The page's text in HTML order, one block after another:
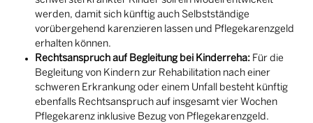
werden, damit sich künftig auch Selbstständige
vorübergehend karenzieren lassen und Pflegekarenzgeld
erhalten können.
Rechtsanspruch auf Begleitung bei Kinderreha: Für die
Begleitung von Kindern zur Rehabilitation nach einer
schweren Erkrankung oder einem Unfall besteht künftig
ebenfalls Rechtsanspruch auf insgesamt vier Wochen
Pflegekarenz inklusive Bezug von Pflegekarenzgeld.